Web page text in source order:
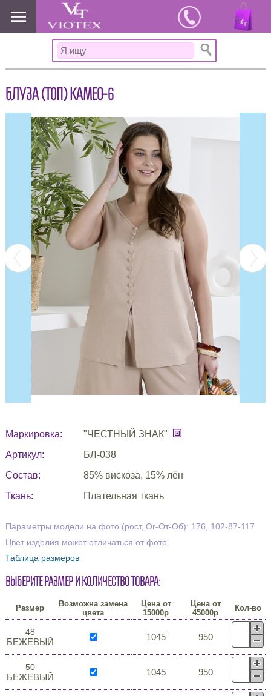
www.viotex37.ru
БЛУЗА (ТОП) КАМЕО-6
Маркировка:
"ЧЕСТНЫЙ ЗНАК"
Артикул:
БЛ-038
Состав:
85% вискоза, 15% лён
Ткань:
Плательная ткань
Параметры модели на фото (рост, Ог-От-Об): 176, 102-87-117
Цвет изделия может отличаться от фото
Таблица размеров
Выберите размер и количество товара:
Размер
Возможна замена
цвета
Цена от
15000р
Цена от
45000р
Кол-во
48
БЕЖЕВЫЙ 1045 950
50
БЕЖЕВЫЙ 1045 950